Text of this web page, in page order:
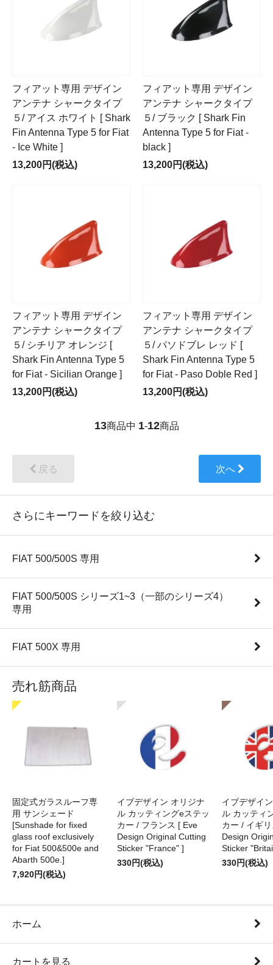
フィアット専用 デザイン
アンテナ シャークタイプ
５/ アイス ホワイト [ Shark
Fin Antenna Type 5 for Fiat
- Ice White ]
13,200円(税込)
フィアット専用 デザイン
アンテナ シャークタイプ
５/ ブラック [ Shark Fin
Antenna Type 5 for Fiat -
black ]
13,200円(税込)
フィアット専用 デザイン
アンテナ シャークタイプ
５/ シチリア オレンジ [
Shark Fin Antenna Type 5
for Fiat - Sicilian Orange ]
13,200円(税込)
フィアット専用 デザイン
アンテナ シャークタイプ
５/ パソドブレ レッド [
Shark Fin Antenna Type 5
for Fiat - Paso Doble Red ]
13,200円(税込)
13商品中 1-12商品
戻る 次へ
さらにキーワードを絞り込む
FIAT 500/500S 専用
FIAT 500/500S シリーズ1~3（一部のシリーズ4）
専用
FIAT 500X 専用
売れ筋商品
固定式ガラスルーフ専
用 サンシェード
[Sunshade for fixed
glass roof exclusively
for Fiat 500&500e and
Abarth 500e.]
7,920円(税込)
イブデザイン オリジナ
ル カッティングeステッ
カー / フランス [ Eve
Design Original Cutting
Sticker "France" ]
330円(税込)
イブデザイ
ル カッティ
カー / イギ
Design
Sticker
330円(税込)
ホーム
カートを見る